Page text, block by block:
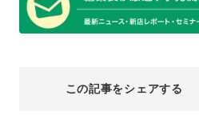
この記事をシェアする